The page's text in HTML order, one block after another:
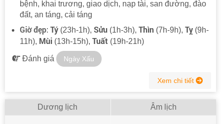
bệnh, khai trương, giao dịch, nạp tài, san đường, đào
đất, an táng, cải táng
Giờ đẹp: Tý (23h-1h), Sửu (1h-3h), Thìn (7h-9h), Tỵ (9h-
11h), Mùi (13h-15h), Tuất (19h-21h)
Đánh giá Ngày Xấu
Xem chi tiết
Dương lịch Âm lịch